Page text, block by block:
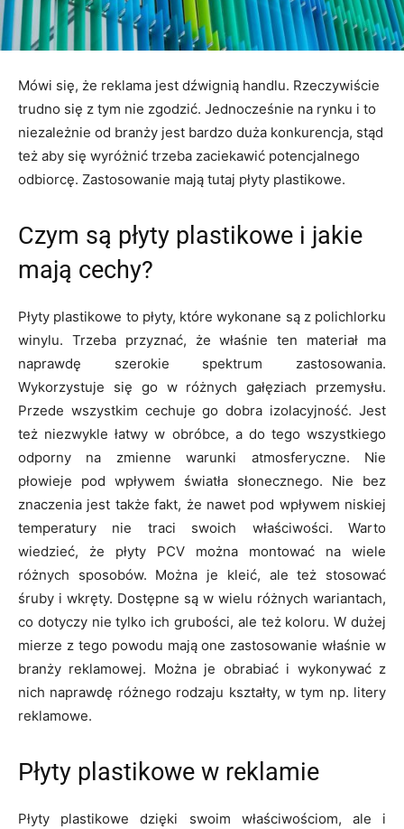
Mówi się, że reklama jest dźwignią handlu. Rzeczywiście
trudno się z tym nie zgodzić. Jednocześnie na rynku i to
niezależnie od branży jest bardzo duża konkurencja, stąd
też aby się wyróżnić trzeba zaciekawić potencjalnego
odbiorcę. Zastosowanie mają tutaj płyty plastikowe.
Czym są płyty plastikowe i jakie
mają cechy?
Płyty plastikowe to płyty, które wykonane są z polichlorku
winylu. Trzeba przyznać, że właśnie ten materiał ma
naprawdę szerokie spektrum zastosowania.
Wykorzystuje się go w różnych gałęziach przemysłu.
Przede wszystkim cechuje go dobra izolacyjność. Jest
też niezwykle łatwy w obróbce, a do tego wszystkiego
odporny na zmienne warunki atmosferyczne. Nie
płowieje pod wpływem światła słonecznego. Nie bez
znaczenia jest także fakt, że nawet pod wpływem niskiej
temperatury nie traci swoich właściwości. Warto
wiedzieć, że płyty PCV można montować na wiele
różnych sposobów. Można je kleić, ale też stosować
śruby i wkręty. Dostępne są w wielu różnych wariantach,
co dotyczy nie tylko ich grubości, ale też koloru. W dużej
mierze z tego powodu mają one zastosowanie właśnie w
branży reklamowej. Można je obrabiać i wykonywać z
nich naprawdę różnego rodzaju kształty, w tym np. litery
reklamowe.
Płyty plastikowe w reklamie
Płyty plastikowe dzięki swoim właściwościom, ale i